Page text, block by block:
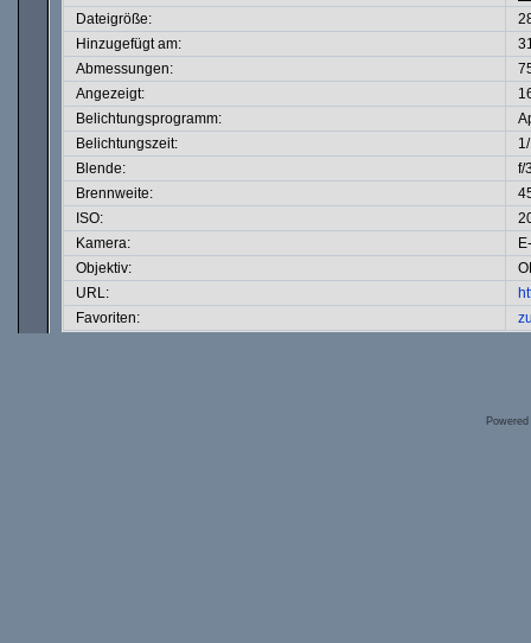
Dateigröße:
Hinzugefügt am:
Abmessungen:
Angezeigt:
Belichtungsprogramm:
Belichtungszeit:
Blende:
f/
Brennweite:
ISO:
Kamera:
Objektiv:
URL:
Favoriten: